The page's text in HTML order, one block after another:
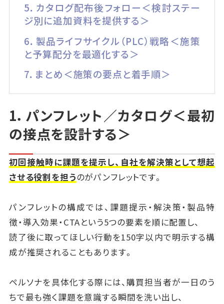
5．カタログ配布後フォロー＜検討ステー
ジ別に追加資料を提供する＞
6．製品ライフサイクル（PLC）戦略＜施策
と予算配分を最適化する＞
7．まとめ＜施策の要点と着手順＞
1．パンフレット／カタログ＜最初
の接点を設計する＞
初回接触時に課題を提示し、自社を解決策として想起
させる役割を担うのがパンフレットです。
パンフレットの構成では、課題提示・解決策・製品特
徴・導入効果・CTAという5つの要素を順に配置し、
読了後に取ってほしい行動を150字以内で明示する構
成が推奨されることもあります。
ペルソナを具体化する際には、購買担当者が一日のう
ちで最も強く課題を意識する瞬間を洗い出し、